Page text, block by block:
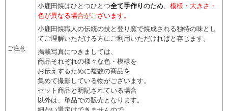
ご注意
小鹿田焼はひとつひとつ全て手作りのため
模様・大きさ・
色が異なる場合がございます。
小鹿田焼職人の伝統の技と登り窯で焼成される独特の味とし
てご理解いただける方にご利用いただければと存じます。
掲載写真につきましては、
商品それぞれの様々な色・模様を
お伝えするために複数の商品を
集めて撮影している物がございます。
セット商品と明記されている場合
以外は、単品での販売となります。